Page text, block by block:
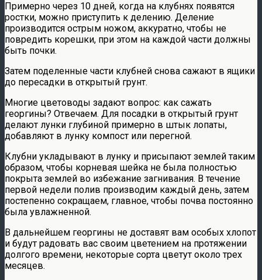
Примерно через 10 дней, когда на клубнях появятся
ростки, можно приступить к делению. Деление
производится острым ножом, аккуратно, чтобы не
повредить корешки, при этом на каждой части должны
быть почки.
Затем поделенные части клубней снова сажают в ящики
до пересадки в открытый грунт.
Многие цветоводы задают вопрос: как сажать
георгины? Отвечаем. Для посадки в открытый грунт
делают лунки глубиной примерно в штык лопаты,
добавляют в лунку компост или перегной.
Клубни укладывают в лунку и присыпают землей таким
образом, чтобы корневая шейка не была полностью
покрыта землей во избежание загнивания. В течение
первой недели полив производим каждый день, затем
постепенно сокращаем, главное, чтобы почва постоянно
была увлажненной.
В дальнейшем георгины не доставят вам особых хлопот
и будут радовать вас своим цветением на протяжении
долгого времени, некоторые сорта цветут около трех
месяцев.